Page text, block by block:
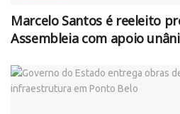
Marcelo Santos é reeleito
Assembleia com apoio